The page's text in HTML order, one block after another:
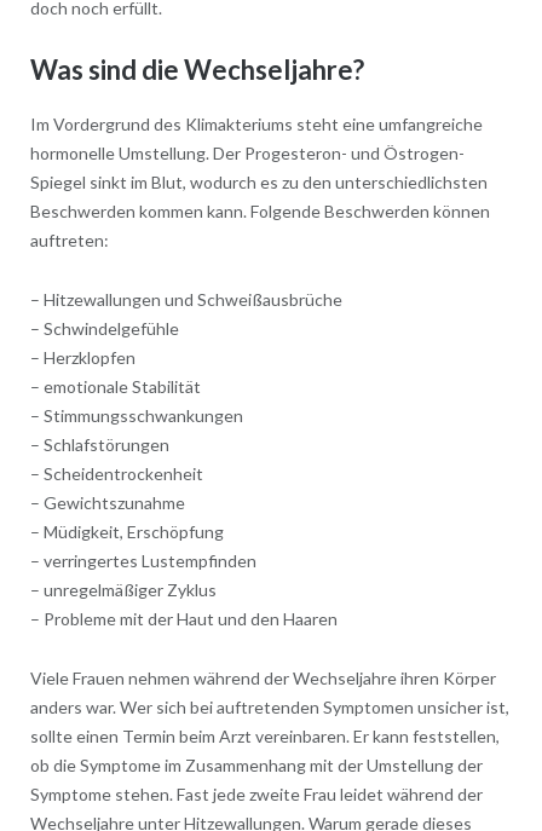
doch noch erfüllt.
Was sind die Wechseljahre?
Im Vordergrund des Klimakteriums steht eine umfangreiche
hormonelle Umstellung. Der Progesteron- und Östrogen-
Spiegel sinkt im Blut, wodurch es zu den unterschiedlichsten
Beschwerden kommen kann. Folgende Beschwerden können
auftreten:
– Hitzewallungen und Schweißausbrüche
– Schwindelgefühle
– Herzklopfen
– emotionale Stabilität
– Stimmungsschwankungen
– Schlafstörungen
– Scheidentrockenheit
– Gewichtszunahme
– Müdigkeit, Erschöpfung
– verringertes Lustempfinden
– unregelmäßiger Zyklus
– Probleme mit der Haut und den Haaren
Viele Frauen nehmen während der Wechseljahre ihren Körper
anders war. Wer sich bei auftretenden Symptomen unsicher ist,
sollte einen Termin beim Arzt vereinbaren. Er kann feststellen,
ob die Symptome im Zusammenhang mit der Umstellung der
Symptome stehen. Fast jede zweite Frau leidet während der
Wechseljahre unter Hitzewallungen. Warum gerade dieses